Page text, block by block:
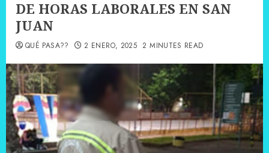
DE HORAS LABORALES EN SAN
JUAN
QUÉ PASA?? 2 ENERO, 2025 2 MINUTES READ